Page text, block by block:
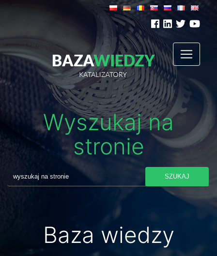
Wyszukaj na
stronie
SZUKAJ
Baza wiedzy